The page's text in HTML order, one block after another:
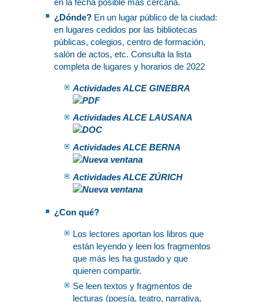
en la fecha posible más cercana.
¿Dónde? En un lugar público de la ciudad:
en lugares cedidos por las bibliotecas
públicas, colegios, centro de formación,
salón de actos, etc. Consulta la lista
completa de lugares y horarios de 2022
Actividades ALCE GINEBRA
Actividades ALCE LAUSANA
Actividades ALCE BERNA
Actividades ALCE ZÚRICH
¿Con qué?
Los lectores aportan los libros que
están leyendo y leen los fragmentos
que más les ha gustado y que
quieren compartir.
Se leen textos y fragmentos de
lecturas (poesía, teatro, narrativa,